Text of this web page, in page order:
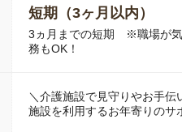
短期（3ヶ月以内）
3ヵ月までの短期 ※職場が
務もOK！
＼介護施設で見守りやお手伝
施設を利用するお年寄りのサ